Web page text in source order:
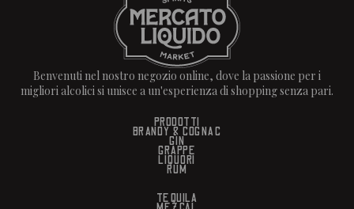
Benvenuti nel nostro negozio online, dove la passione per i
migliori alcolici si unisce a un'esperienza di shopping senza pari.
PRODOTTI
BRANDY & COGNAC
GIN
GRAPPE
LIQUORI
RUM
TEQUILA